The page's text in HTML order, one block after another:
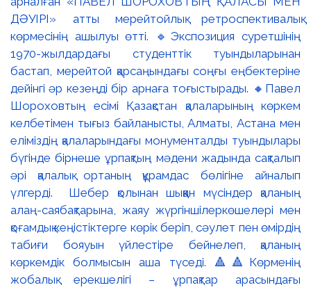
ДӘУІРІ» атты мерейтойлық ретроспективалық
көрмесінің ашылуы өтті. 🔹Экспозиция суретшінің
1970-жылдардағы студенттік туындыларынан
бастап, мерейтой қарсаңындағы соңғы еңбектеріне
дейінгі әр кезеңді бір арнаға тоғыстырады. 🔸Павел
Шороховтың есімі Қазақстан қалаларының көркем
келбетімен тығыз байланысты, Алматы, Астана мен
еліміздің қалаларындағы монументалды туындылары
бүгінде бірнеше ұрпақтың мәдени жадында сақталып
әрі қалалық ортаның құрамдас бөлігіне айналып
үлгерді. Шебер қолынан шыққан мүсіндер қаланың
алаң-саябақтарына, жаяу жүргіншілеркөшелері мен
қоғамдық кеңістіктерге көрік беріп, сәулет пен өмірдің
табиғи бояуын үйлестіре бейнелеп, қаланың
көркемдік болмысын аша түседі. 🔺🔺Көрменің
жобалық ерекшелігі – ұрпақтар арасындағы